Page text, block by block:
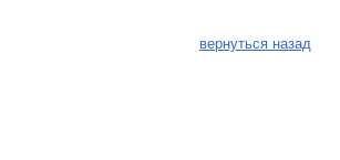
вернуться назад